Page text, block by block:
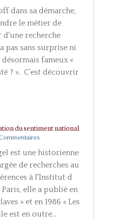
dans sa démarche,
le métier de
d'une recherche
pas sans surprise ni
fameux «
? ». C’est découvrir
du sentiment national
est une historienne
de recherches au
à l'Institut d
elle a publié en
» et en 1986 « Les
est en outre...